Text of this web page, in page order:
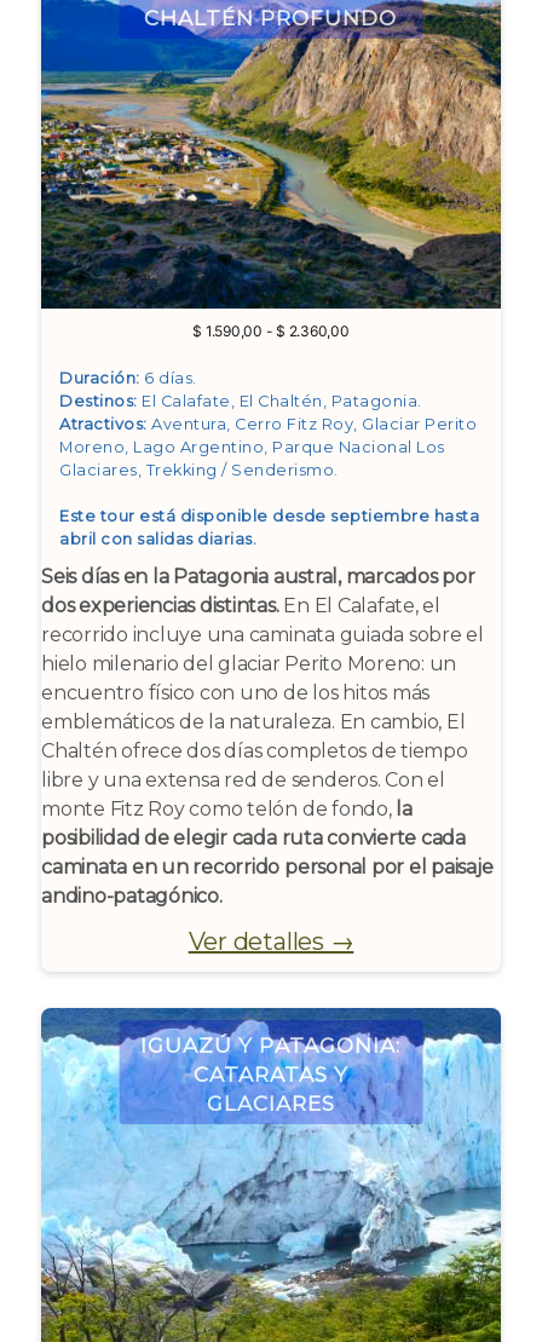
Chaltén Profundo
$ 1.590,00 - $ 2.360,00Rango
desde
$ 1.590,00
hasta
Duración: 6 días.
Destinos: El Calafate, El Chaltén, Patagonia
Atractivos: Aventura, Cerro Fitz Roy, Glaciar Perito
Moreno, Lago Argentino, Parque Nacional Los
Glaciares, Trekking / Senderismo
Este tour está disponible desde septiembre hasta
abril con salidas diarias.
Seis días en la Patagonia austral, marcados por
dos experiencias distintas.En El Calafate, el
recorrido incluye una caminata guiada sobre el
hielo milenario del glaciar Perito Moreno: un
encuentro físico con uno de los hitos más
emblemáticos de la naturaleza. En cambio, El
Chaltén ofrece dos días completos de tiempo
libre y una extensa red de senderos. Con el
monte Fitz Roy como telón de fondo, la
posibilidad de elegir cada ruta convierte cada
caminata en un recorrido personal por el paisaje
andino-patagónico.
Ver detalles →
Iguazú y Patagonia:
Cataratas y
Glaciares